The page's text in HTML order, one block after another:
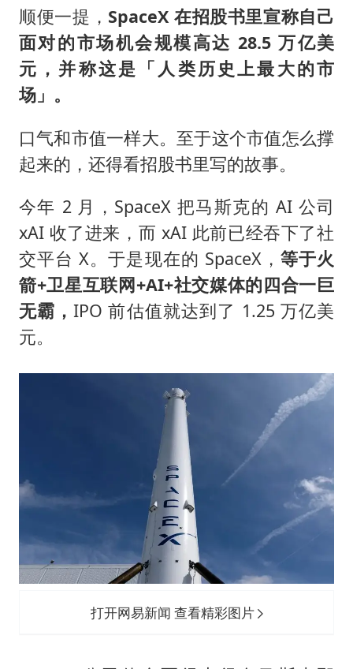
顺便一提， SpaceX 在招股书里宣称自己
面对的市场机会规模高达 28.5 万亿美
元，并称这是「人类历史上最大的市
场」。
口气和市值一样大。至于这个市值怎么撑
起来的，还得看招股书里写的故事。
今年 2 月，SpaceX 把马斯克的 AI 公司
xAI 收了进来，而 xAI 此前已经吞下了社
交平台 X。于是现在的 SpaceX， 等于火
箭+卫星互联网+AI+社交媒体的四合一巨
无霸，IPO 前估值就达到了 1.25 万亿美
元。
打开网易新闻 查看精彩图片